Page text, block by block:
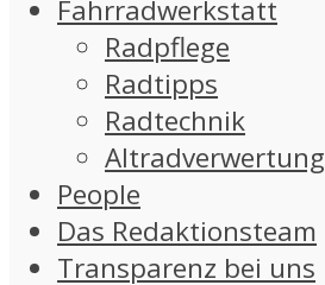
Fahrradwerkstatt
Radpflege
Radtipps
Radtechnik
Altradverwertung
People
Das Redaktionsteam
Transparenz bei uns